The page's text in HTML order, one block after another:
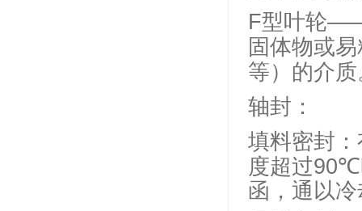
F型叶轮
固体物或
等）的介
轴封：
填料密封
度超过90℃
函，通以